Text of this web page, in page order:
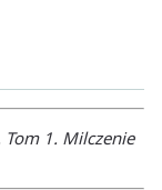
Tom 1. Milczenie